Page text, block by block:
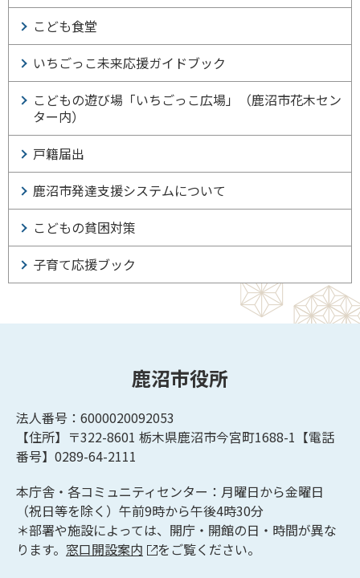
こども食堂
いちごっこ未来応援ガイドブック
こどもの遊び場「いちごっこ広場」（鹿沼市花木セン
ター内）
戸籍届出
鹿沼市発達支援システムについて
こどもの貧困対策
子育て応援ブック
鹿沼市役所
法人番号：6000020092053
【住所】〒322-8601 栃木県鹿沼市今宮町1688-1【電話
番号】0289-64-2111
本庁舎・各コミュニティセンター：月曜日から金曜日
（祝日等を除く）午前9時から午後4時30分
＊部署や施設によっては、開庁・開館の日・時間が異な
ります。 窓口開設案内 をご覧ください。